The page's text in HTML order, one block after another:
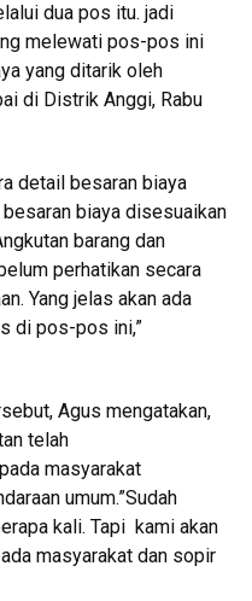
dua pos itu. jadi
melewati pos-pos ini
yang ditarik oleh
di Distrik Anggi, Rabu
detail besaran biaya
biaya disesuaikan
barang dan
perhatikan secara
Yang jelas akan ada
di pos-pos ini,”
Agus mengatakan,
telah
masyarakat
umum.”Sudah
kali. Tapi kami akan
masyarakat dan sopir